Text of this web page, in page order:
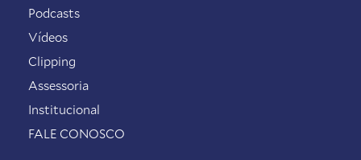
Podcasts
Vídeos
Clipping
Assessoria
Institucional
FALE CONOSCO